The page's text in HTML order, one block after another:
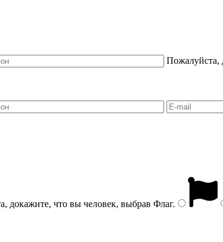
Пожалуйста,
докажите, что вы человек, выбрав Флаг.